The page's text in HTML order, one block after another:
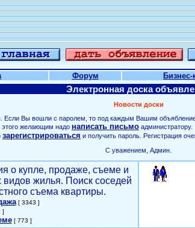
Форум Бизнес-
Электронная доска
Новости доски
Если Вы вошли с паролем, то под каждым Вашим
этого желающим надо написать письмо администратору.
зарегистрироваться и получить пароль. Регистрация
С уважением, Админ.
о купле, продаже, съеме и
видов жилья. Поиск соседей
съема квартиры.
[ 3343 ]
]
[ 773 ]